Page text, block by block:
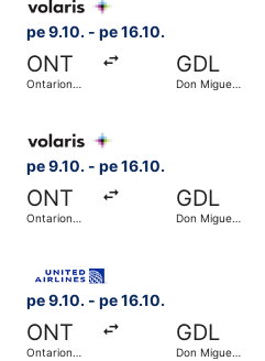
pe 9.10. - pe 16.10.
ONT
Ontarion
GDL
Don Miguel
pe 9.10. - pe 16.10.
ONT
Ontarion
GDL
Don Miguel
pe 9.10. - pe 16.10.
ONT
Ontarion
GDL
Don Miguel